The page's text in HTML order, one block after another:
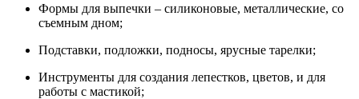
Формы для выпечки – силиконовые, металлические, со
съемным дном;
Подставки, подложки, подносы, ярусные тарелки;
Инструменты для создания лепестков, цветов, и для
работы с мастикой;